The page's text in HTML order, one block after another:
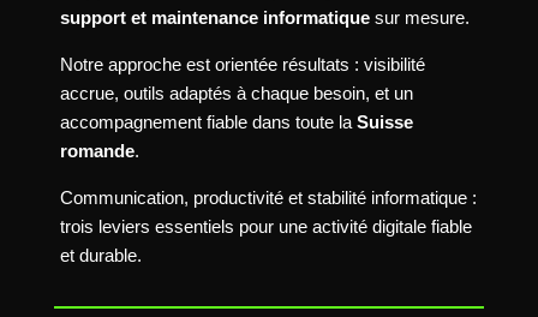
support et maintenance informatiquesur mesure.
Notre approche est orientée résultats : visibilité
accrue, outils adaptés à chaque besoin, et un
accompagnement fiable dans toute la Suisse
romande.
Communication, productivité et stabilité informatique :
trois leviers essentiels pour une activité digitale fiable
et durable.